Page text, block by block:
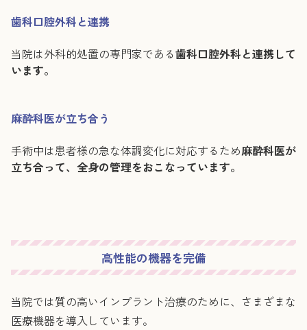
歯科口腔外科と連携
当院は外科的処置の専門家である歯科口腔外科と連携して
います。
麻酔科医が立ち合う
手術中は患者様の急な体調変化に対応するため麻酔科医が
立ち合って、全身の管理をおこなっています。
高性能の機器を完備
当院では質の高いインプラント治療のために、さまざまな
医療機器を導入しています。